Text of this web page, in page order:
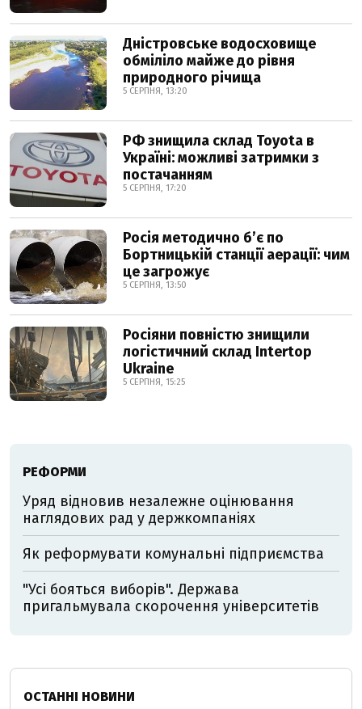
Дністровське водосховище
обміліло майже до рівня
природного річища
5 СЕРПНЯ, 13:20
РФ знищила склад Toyota в
Україні: можливі затримки з
постачанням
5 СЕРПНЯ, 17:20
Росія методично б’є по
Бортницькій станції аерації: чим
це загрожує
5 СЕРПНЯ, 13:50
Росіяни повністю знищили
логістичний склад Intertop
Ukraine
5 СЕРПНЯ, 15:25
РЕФОРМИ
Уряд відновив незалежне оцінювання
наглядових рад у держкомпаніях
Як реформувати комунальні підприємства
"Усі бояться виборів". Держава
пригальмувала скорочення університетів
ОСТАННІ НОВИНИ